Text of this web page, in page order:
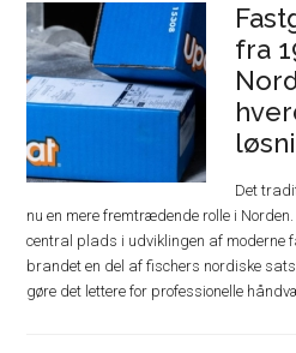
fra
Det
nu en mere fremtrædende rolle i
central plads i udviklingen af moderne
brandet en del af fischers nordiske
gøre det lettere for professionelle